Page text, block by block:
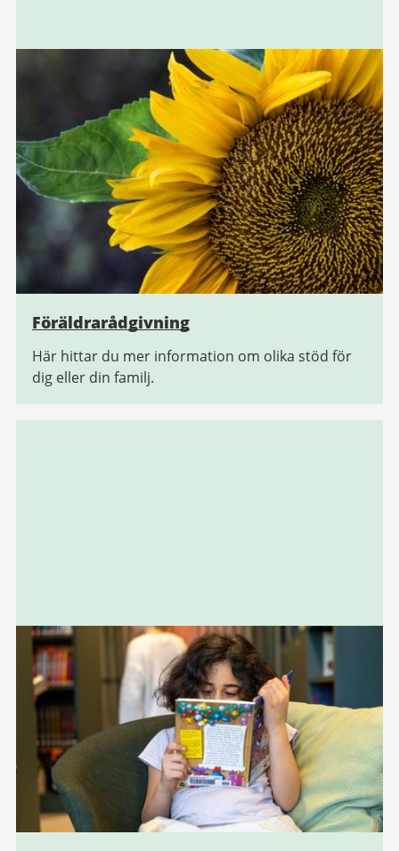
Föräldrarådgivning
Här hittar du mer information om olika stöd för
dig eller din familj.